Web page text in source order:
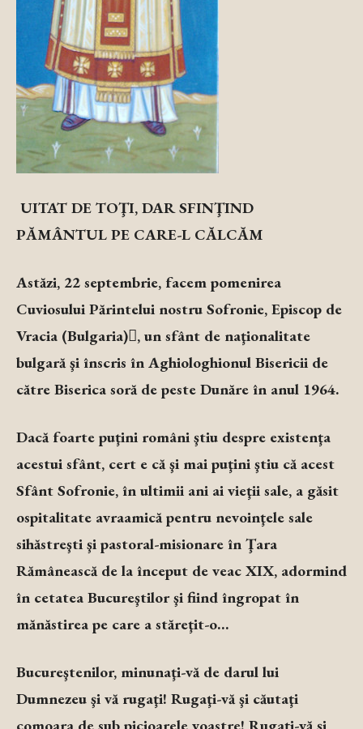
UITAT DE TOŢI, DAR SFINŢIND
PĂMÂNTUL PE CARE-L CĂLCĂM
Astăzi, 22 septembrie, facem pomenirea
Cuviosului Părintelui nostru Sofronie, Episcop de
Vracia (Bulgaria), un sfânt de naţionalitate
bulgară şi înscris în Aghiologhionul Bisericii de
către Biserica soră de peste Dunăre în anul 1964.
Dacă foarte puţini români ştiu despre existenţa
acestui sfânt, cert e că şi mai puţini ştiu că acest
Sfânt Sofronie, în ultimii ani ai vieţii sale, a găsit
ospitalitate avraamică pentru nevoinţele sale
sihăstreşti şi pastoral-misionare în Ţara
Rămânească de la început de veac XIX, adormind
în cetatea Bucureştilor şi fiind îngropat în
mănăstirea pe care a stăreţit-o…
Bucureştenilor, minunaţi-vă de darul lui
Dumnezeu şi vă rugaţi! Rugaţi-vă şi căutaţi